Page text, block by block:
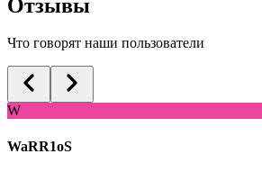
Отзывы
Что говорят наши пользователи
W
WaRR1oS